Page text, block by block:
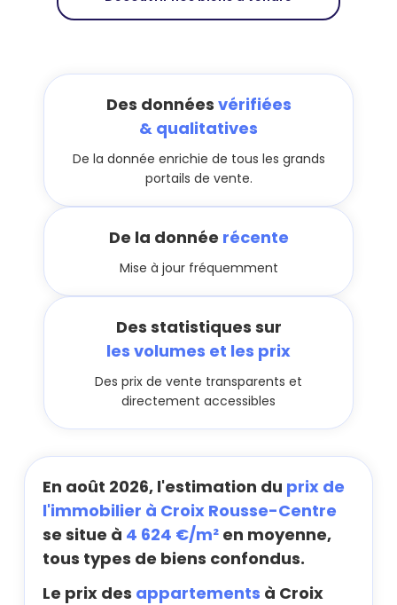
Des données vérifiées
& qualitatives
De la donnée enrichie de tous les grands
portails de vente.
De la donnée récente
Mise à jour fréquemment
Des statistiques sur
les volumes et les prix
Des prix de vente transparents et
directement accessibles
En août 2026, l'estimation du prix de
l'immobilier à Croix Rousse-Centre
se situe à 4 624 €/m² en moyenne,
tous types de biens confondus.
Le prix des appartements à Croix